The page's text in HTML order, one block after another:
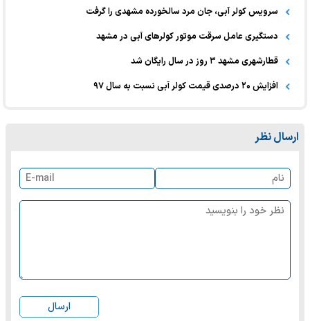
سرویس کولر آبی، جان مرد سالخورده مشهدی را گرفت
دستگیری عامل سرقت موتور کولرهای آبی در مشهد
قطارشهری مشهد ۳ روز در سال رایگان شد
افزایش ۲۰ درصدی قیمت کولر آبی نسبت به سال ۹۷
ارسال نظر
ارسال